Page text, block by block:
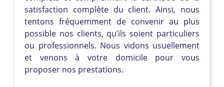
satisfaction complète du client. Ainsi, nous
tentons fréquemment de convenir au plus
possible nos clients, qu’ils soient particuliers
ou professionnels. Nous vidons usuellement
et venons à votre domicile pour vous
proposer nos prestations.